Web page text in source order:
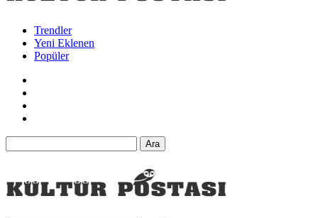
Trendler
Yeni Eklenen
Popüler
Ara